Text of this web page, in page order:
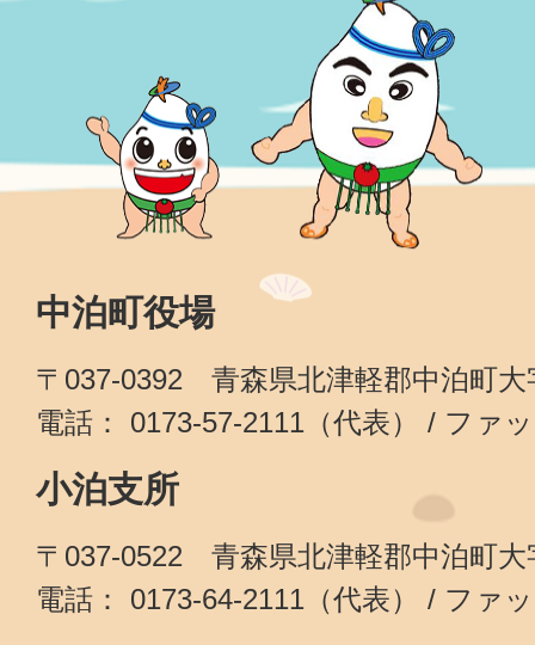
中泊町役場
〒037-0392 青森県北津軽郡中泊町大
電話： 0173-57-2111（代表） / ファ
小泊支所
〒037-0522 青森県北津軽郡中泊町大
電話： 0173-64-2111（代表） / ファ